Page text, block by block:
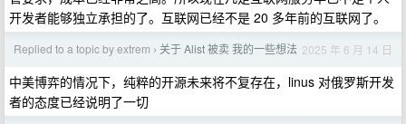
开发者能够独立承担的了。互联网已经不是 20 多年前的互联网了。
Replied to a topic by extrem › 关于 Alist 被卖 我的一些想法 2025 年 6 月 14 日
中美博弈的情况下，纯粹的开源未来将不复存在，linus 对俄罗斯开发
者的态度已经说明了一切